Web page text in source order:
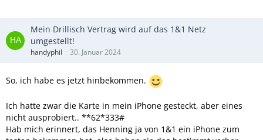
Mein Drillisch Vertrag wird auf das 1&1 Netz
umgestellt!
handyphil 30. Januar 2024
So, ich habe es jetzt hinbekommen.
Ich hatte zwar die Karte in mein iPhone gesteckt, aber eines
nicht ausprobiert.. **62*333#
Hab mich erinnert, das Henning ja von 1&1 ein iPhone zum